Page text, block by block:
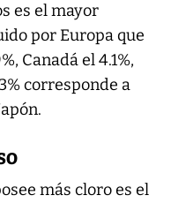
es el mayor
por Europa que
Canadá el 4.1%,
corresponde a
más cloro es el